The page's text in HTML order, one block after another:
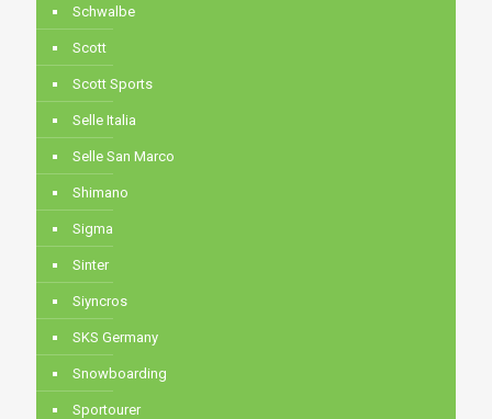
Schwalbe
Scott
Scott Sports
Selle Italia
Selle San Marco
Shimano
Sigma
Sinter
Siyncros
SKS Germany
Snowboarding
Sportourer